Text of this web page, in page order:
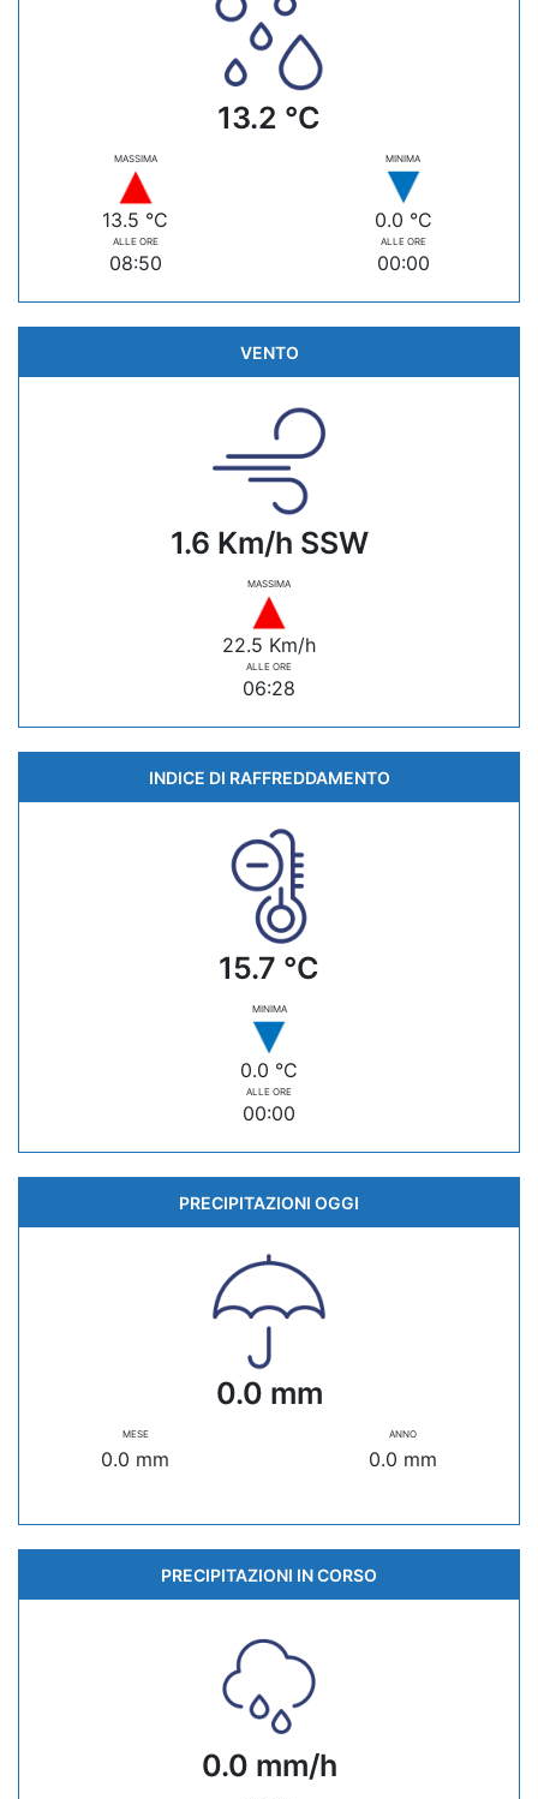
13.2 °C
MASSIMA
13.5 °C
ALLE ORE
08:50
MINIMA
0.0 °C
ALLE ORE
00:00
VENTO
1.6 Km/h SSW
MASSIMA
22.5 Km/h
ALLE ORE
06:28
INDICE DI RAFFREDDAMENTO
15.7 °C
MINIMA
0.0 °C
ALLE ORE
00:00
PRECIPITAZIONI OGGI
0.0 mm
MESE
0.0 mm
ANNO
0.0 mm
PRECIPITAZIONI IN CORSO
0.0 mm/h